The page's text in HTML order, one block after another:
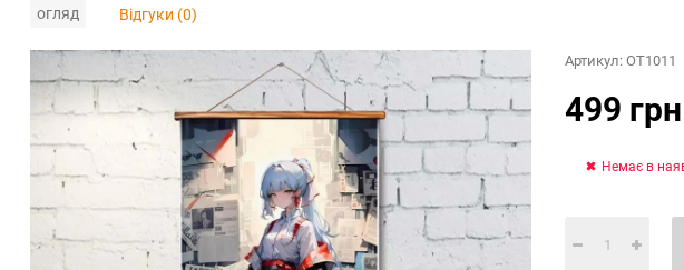
огляд Відгуки (0)
Артикул:OT1011
499
Немає в